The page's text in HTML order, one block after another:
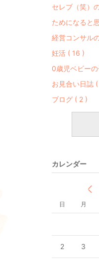
セレブ（笑）
ためになると
経営コンサル
妊活 ( 16 )
0歳児ベビー
お見合い日誌
ブログ ( 2 )
カレンダー
日 月
2 3